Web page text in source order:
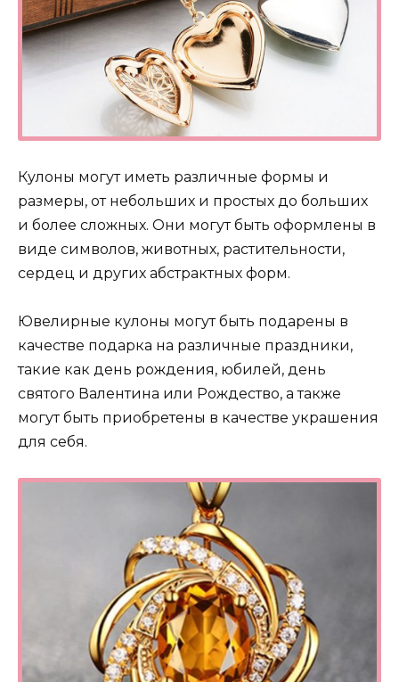
Кулоны могут иметь различные формы и
размеры, от небольших и простых до больших
и более сложных. Они могут быть оформлены в
виде символов, животных, растительности,
сердец и других абстрактных форм.
Ювелирные кулоны могут быть подарены в
качестве подарка на различные праздники,
такие как день рождения, юбилей, день
святого Валентина или Рождество, а также
могут быть приобретены в качестве украшения
для себя.